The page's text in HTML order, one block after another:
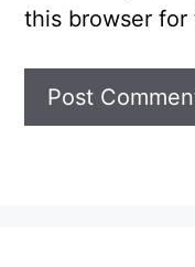
this browser for